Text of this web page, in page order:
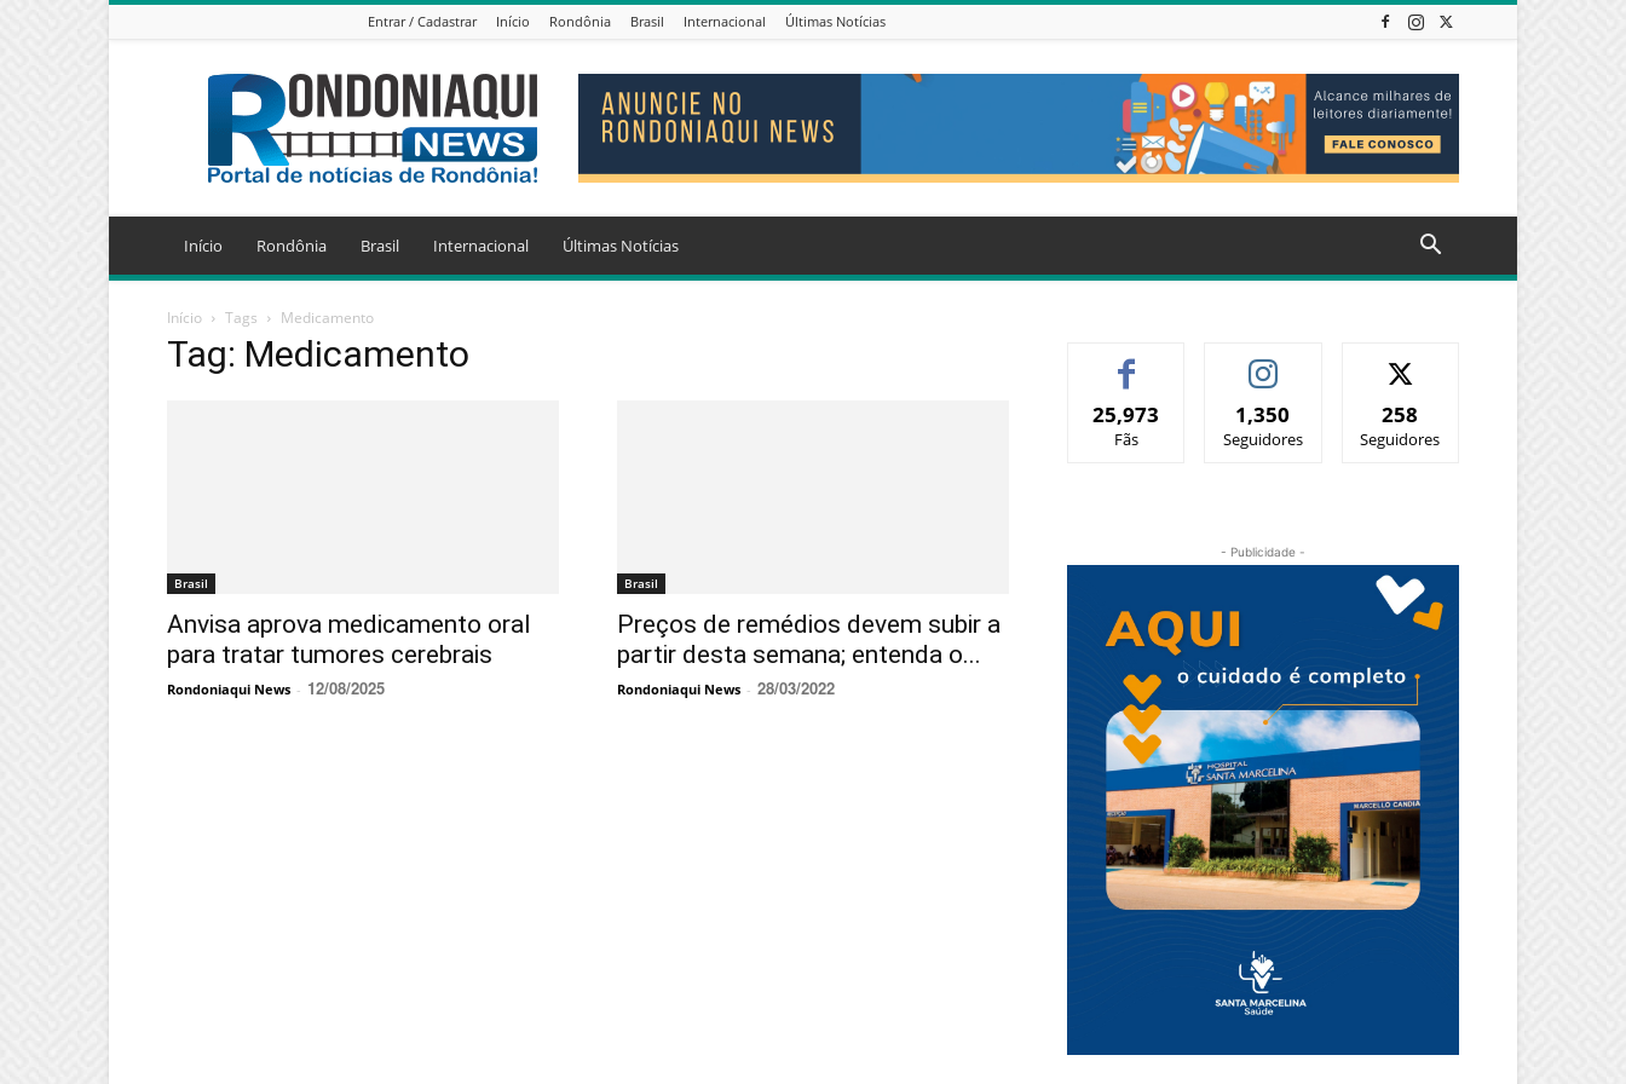
Entrar / Cadastrar Início Rondônia Brasil Internacional Últimas Notícias
Jornal
Eletrônico
Rondoniaqui
News
Início Rondônia Brasil Internacional Últimas Notícias
Início Tags Medicamento
Tag: Medicamento
Brasil
Anvisa aprova medicamento oral
para tratar tumores cerebrais
Rondoniaqui News - 12/08/2025
Brasil
Preços de remédios devem subir a
partir desta semana; entenda o...
Rondoniaqui News - 28/03/2022
25,973
Fãs
1,350
Seguidores
258
Seguidores
- Publicidade -